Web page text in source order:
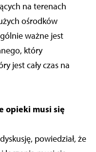
na terenach
ośrodków
ważne jest
który
jest cały czas na
opieki musi się
powiedział, że